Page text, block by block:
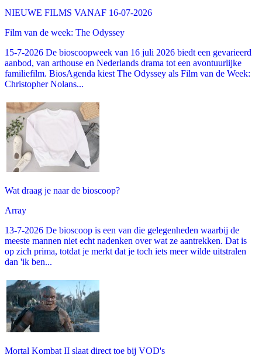
NIEUWE FILMS VANAF 16-07-2026
Film van de week: The Odyssey
15-7-2026 De bioscoopweek van 16 juli 2026 biedt een gevarieerd
aanbod, van arthouse en Nederlands drama tot een avontuurlijke
familiefilm. BiosAgenda kiest The Odyssey als Film van de Week:
Christopher Nolans...
Wat draag je naar de bioscoop?
Array
13-7-2026 De bioscoop is een van die gelegenheden waarbij de
meeste mannen niet echt nadenken over wat ze aantrekken. Dat is
op zich prima, totdat je merkt dat je toch iets meer wilde uitstralen
dan 'ik ben...
Mortal Kombat II slaat direct toe bij VOD's